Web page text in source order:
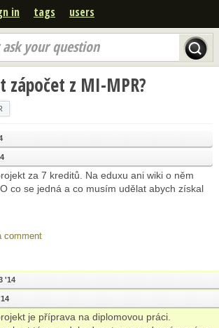
in tags users
your question
zápočet z MI-MPR?
za 7 kreditů. Na eduxu ani wiki o něm
co se jedná a co musím udělat abych získal
comment
'14
je příprava na diplomovou práci.